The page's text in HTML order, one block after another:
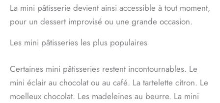
La mini pâtisserie devient ainsi accessible à tout moment,
pour un dessert improvisé ou une grande occasion.
Les mini pâtisseries les plus populaires
Certaines mini pâtisseries restent incontournables. Le
mini éclair au chocolat ou au café. La tartelette citron. Le
moelleux chocolat. Les madeleines au beurre. La mini